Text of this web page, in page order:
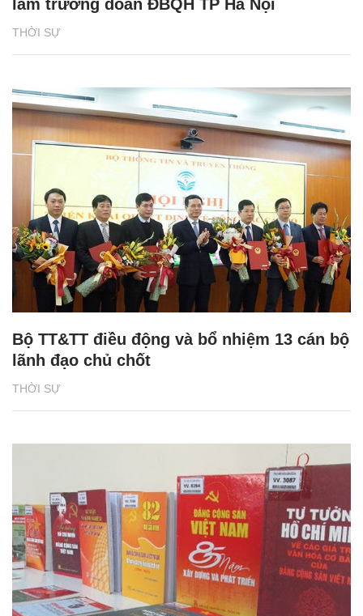
THỜI SỰ
làm trưởng đoàn ĐBQH TP Hà Nội
THỜI SỰ
Bộ TT&TT điều động và bổ nhiệm 13 cán bộ
lãnh đạo chủ chốt